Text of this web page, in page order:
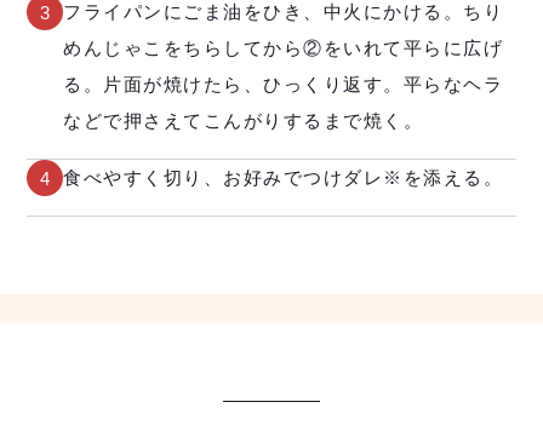
3
フライパンにごま油をひき、中火にかける。ちり
めんじゃこをちらしてから②をいれて平らに広げ
る。片面が焼けたら、ひっくり返す。平らなヘラ
などで押さえてこんがりするまで焼く。
4 食べやすく切り、お好みでつけダレ※を添える。